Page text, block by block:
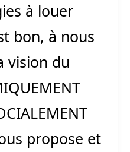
à louer
bon, à nous
vision du
propose et